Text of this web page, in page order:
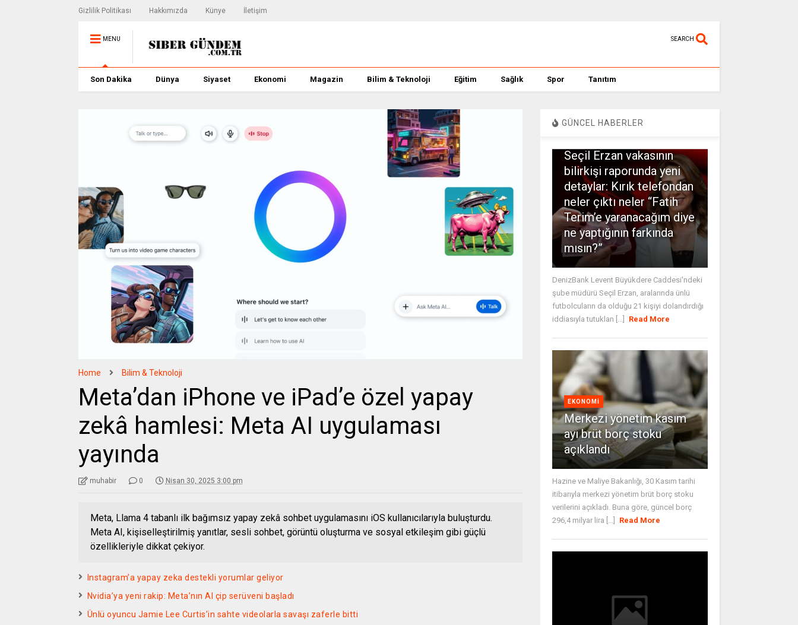
Gizlilik Politikası Hakkımızda Künye İletişim
MENU SEARCH
Son Dakika Dünya Siyaset Ekonomi Magazin Bilim & Teknoloji Eğitim Sağlık Spor Tanıtım
Home Bilim & Teknoloji
Meta’dan iPhone ve iPad’e özel yapay
zekâ hamlesi: Meta AI uygulaması
yayında
muhabir 0 Nisan 30, 2025 3:00 pm
Meta, Llama 4 tabanlı ilk bağımsız yapay zekâ sohbet uygulamasını iOS kullanıcılarıyla buluşturdu.
Meta AI, kişiselleştirilmiş yanıtlar, sesli sohbet, görüntü oluşturma ve sosyal etkileşim gibi güçlü
özellikleriyle dikkat çekiyor.
Instagram’a yapay zeka destekli yorumlar geliyor
Nvidia’ya yeni rakip: Meta’nın AI çip serüveni başladı
Ünlü oyuncu Jamie Lee Curtis’in sahte videolarla savaşı zaferle bitti
GÜNCEL HABERLER
Seçil Erzan vakasının
bilirkişi raporunda yeni
detaylar: Kırık telefondan
neler çıktı neler “Fatih
Terim’e yaranacağım diye
ne yaptığının farkında
mısın?”
DenizBank Levent Büyükdere Caddesi'ndeki
şube müdürü Seçil Erzan, aralarında ünlü
futbolcuların da olduğu 21 kişiyi dolandırdığı
iddiasıyla tutuklan [...]
Read More
EKONOMI
Merkezi yönetim kasım
ayı brüt borç stoku
açıklandı
Hazine ve Maliye Bakanlığı, 30 Kasım tarihi
itibarıyla merkezi yönetim brüt borç stoku
verilerini açıkladı. Buna göre, güncel borç
296,4 milyar lira [...]
Read More